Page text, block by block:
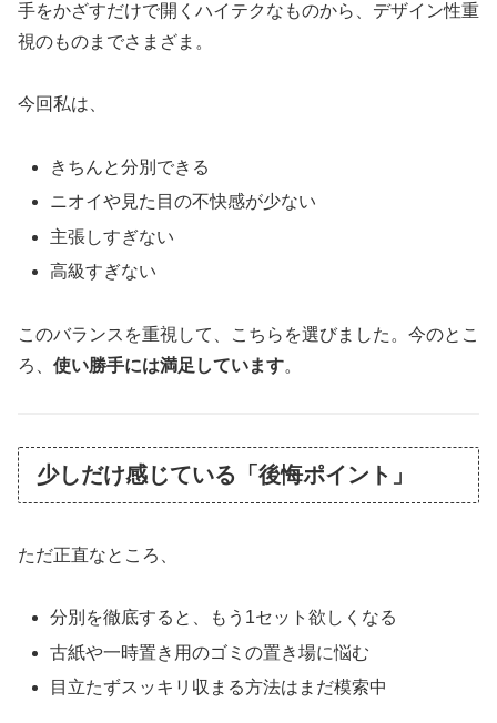
手をかざすだけで開くハイテクなものから、デザイン性重
視のものまでさまざま。
今回私は、
きちんと分別できる
ニオイや見た目の不快感が少ない
主張しすぎない
高級すぎない
このバランスを重視して、こちらを選びました。今のとこ
ろ、 使い勝手には満足しています。
少しだけ感じている「後悔ポイント」
ただ正直なところ、
分別を徹底すると、もう1セット欲しくなる
古紙や一時置き用のゴミの置き場に悩む
目立たずスッキリ収まる方法はまだ模索中